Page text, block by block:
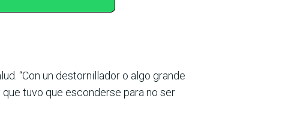
“Con un destornillador o algo grande
tuvo que esconderse para no ser